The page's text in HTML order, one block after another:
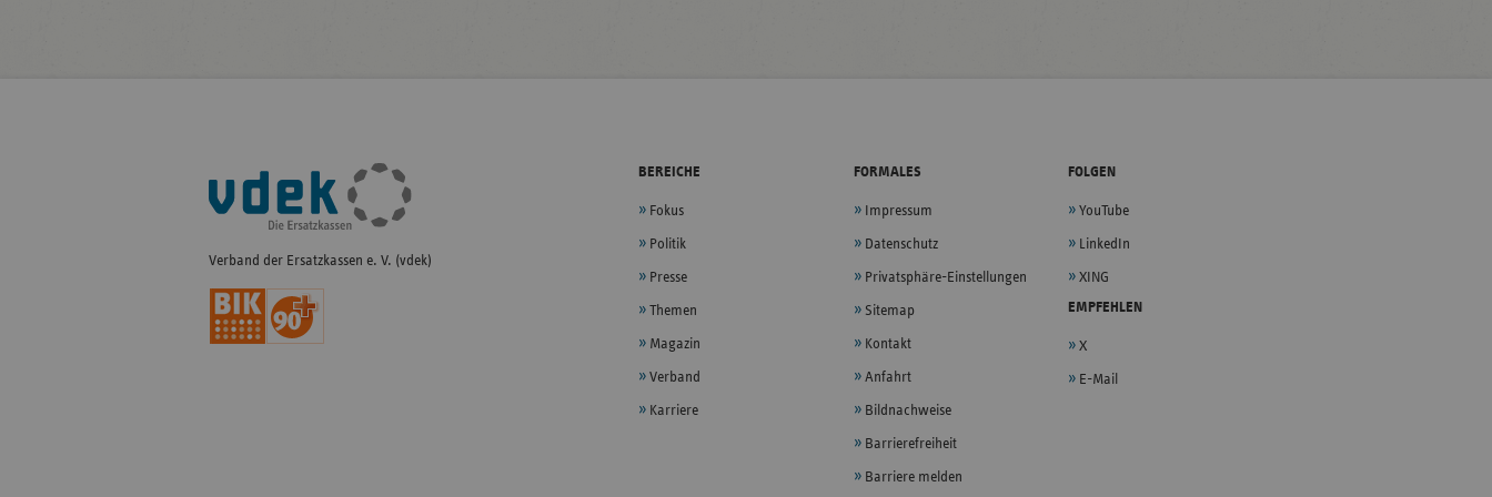
Fußleisten-
Navigation
Verband der Ersatzkassen e. V. (vdek)
BEREICHE
Fokus
Politik
Presse
Themen
Magazin
Verband
Karriere
FORMALES
Impressum
Datenschutz
Privatsphäre-Einstellungen
Sitemap
Kontakt
Anfahrt
Bildnachweise
Barrierefreiheit
Barriere melden
FOLGEN
YouTube
LinkedIn
XING
EMPFEHLEN
X
E-Mail